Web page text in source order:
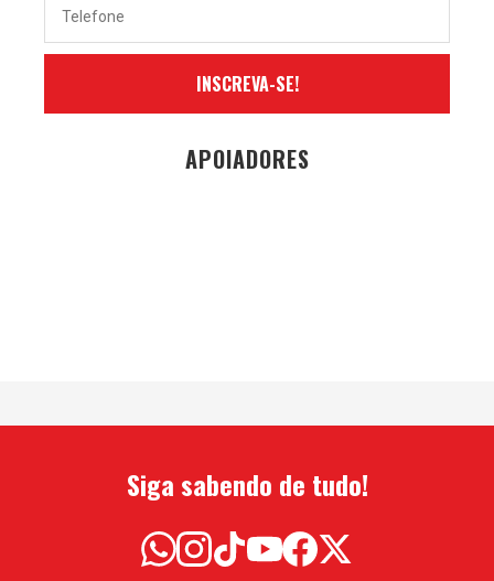
INSCREVA-SE!
APOIADORES
Siga sabendo de tudo!